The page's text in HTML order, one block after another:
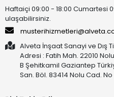
Haftaiçi 09:00 - 18:00 Cumartesi
ulaşabilirsiniz.
Alveta İnşaat Sanayi ve Dış
Adresi : Fatih Mah. 22010
B Şehitkamil Gaziantep
San. Böl. 83414 Nolu Cad.